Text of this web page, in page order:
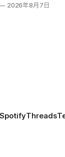
路」：现有升级
2026年8月7日
SpotifyThreads